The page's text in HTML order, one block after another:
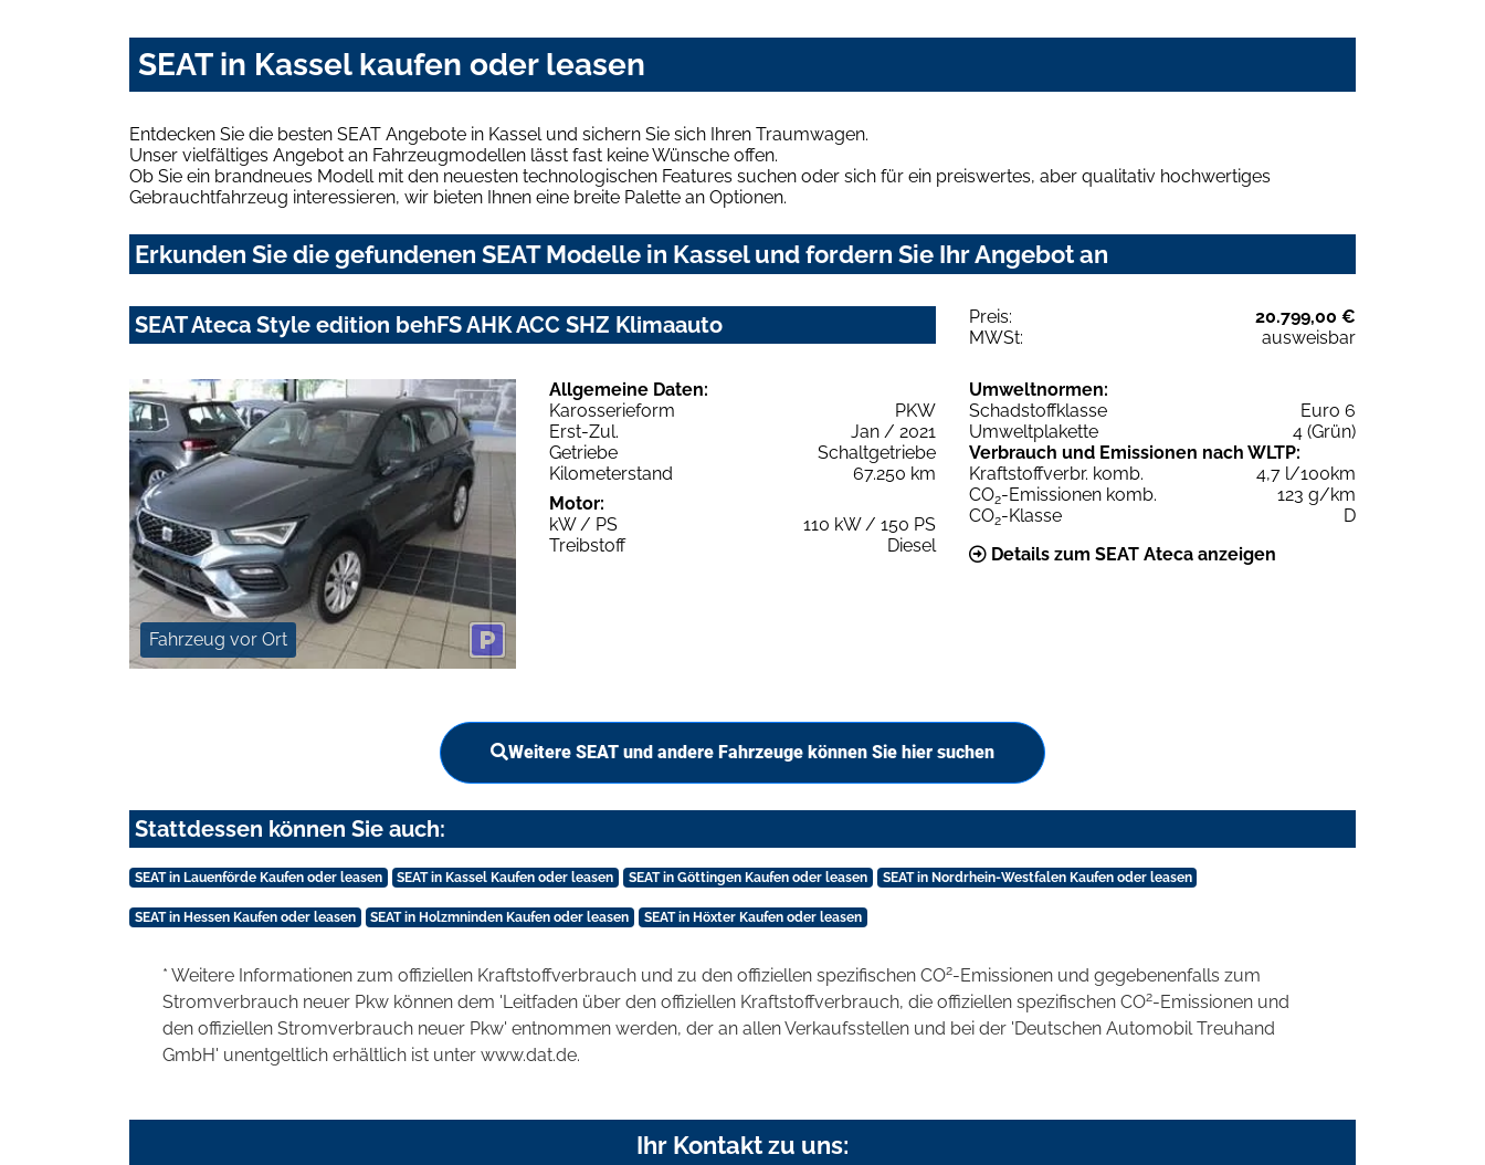
SEAT in Kassel kaufen oder leasen
Entdecken Sie die besten SEAT Angebote in Kassel und sichern Sie sich Ihren Traumwagen.
Unser vielfältiges Angebot an Fahrzeugmodellen lässt fast keine Wünsche offen.
Ob Sie ein brandneues Modell mit den neuesten technologischen Features suchen oder sich für ein preiswertes, aber qualitativ hochwertiges
Gebrauchtfahrzeug interessieren, wir bieten Ihnen eine breite Palette an Optionen.
Erkunden Sie die gefundenen SEAT Modelle in Kassel und fordern Sie Ihr Angebot an
SEAT Ateca Style edition behFS AHK ACC SHZ Klimaauto Preis:
20.799,00 €
MWSt:
ausweisbar
Fahrzeug vor Ort
Allgemeine Daten:
Karosserieform
PKW
Erst-Zul.
Jan / 2021
Getriebe
Schaltgetriebe
Kilometerstand
67.250 km
Motor:
kW / PS
110 kW / 150 PS
Treibstoff
Diesel
Umweltnormen:
Schadstoffklasse
Euro 6
Umweltplakette
4 (Grün)
Verbrauch und Emissionen nach WLTP:
Kraftstoffverbr. komb.
4,7 l/100km
CO2-Emissionen komb.
123 g/km
CO2-Klasse
D
Details zum SEAT Ateca anzeigen
Weitere SEAT und andere Fahrzeuge können Sie hier suchen
Stattdessen können Sie auch:
SEAT in Lauenförde Kaufen oder leasen SEAT in Kassel Kaufen oder leasen SEAT in Göttingen Kaufen oder leasen SEAT in Nordrhein-Westfalen Kaufen oder leasen
SEAT in Hessen Kaufen oder leasen SEAT in Holzmninden Kaufen oder leasen SEAT in Höxter Kaufen oder leasen
* Weitere Informationen zum offiziellen Kraftstoffverbrauch und zu den offiziellen spezifischen CO2-Emissionen und gegebenenfalls zum
Stromverbrauch neuer Pkw können dem 'Leitfaden über den offiziellen Kraftstoffverbrauch, die offiziellen spezifischen CO2-Emissionen und
den offiziellen Stromverbrauch neuer Pkw' entnommen werden, der an allen Verkaufsstellen und bei der 'Deutschen Automobil Treuhand
GmbH' unentgeltlich erhältlich ist unter www.dat.de.
Ihr Kontakt zu uns: